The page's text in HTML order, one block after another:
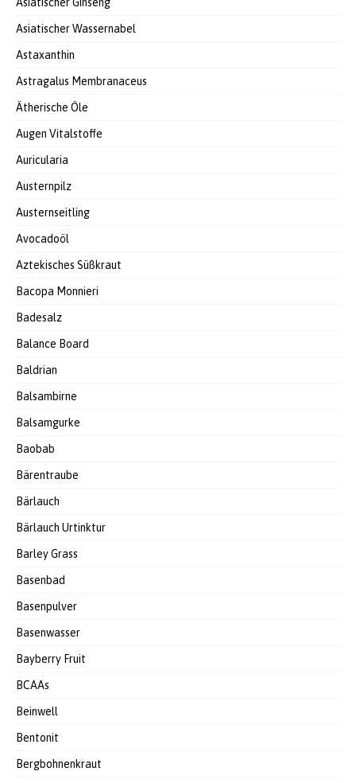
Asiatischer Wassernabel
Astaxanthin
Astragalus Membranaceus
Ätherische Öle
Augen Vitalstoffe
Auricularia
Austernpilz
Austernseitling
Avocadoöl
Aztekisches Süßkraut
Bacopa Monnieri
Badesalz
Balance Board
Baldrian
Balsambirne
Balsamgurke
Baobab
Bärentraube
Bärlauch
Bärlauch Urtinktur
Barley Grass
Basenbad
Basenpulver
Basenwasser
Bayberry Fruit
BCAAs
Beinwell
Bentonit
Bergbohnenkraut